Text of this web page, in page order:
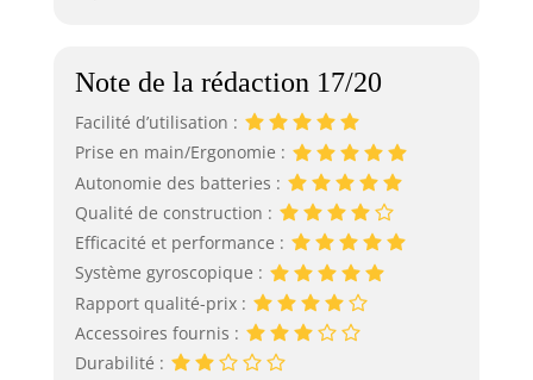
Note de la rédaction 17/20
Facilité d’utilisation :
Prise en main/Ergonomie :
Autonomie des batteries :
Qualité de construction :
Efficacité et performance :
Système gyroscopique :
Rapport qualité-prix :
Accessoires fournis :
Durabilité :